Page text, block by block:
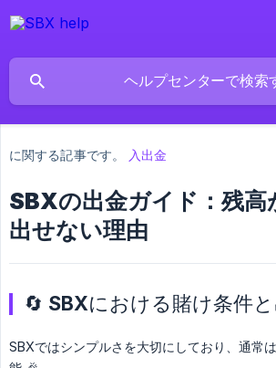
に関する記事です。 入出金
SBXの出金ガイド：残高
出せない理由
🔄 SBXにおける賭け条件
SBXではシンプルさを大切にしており、通常